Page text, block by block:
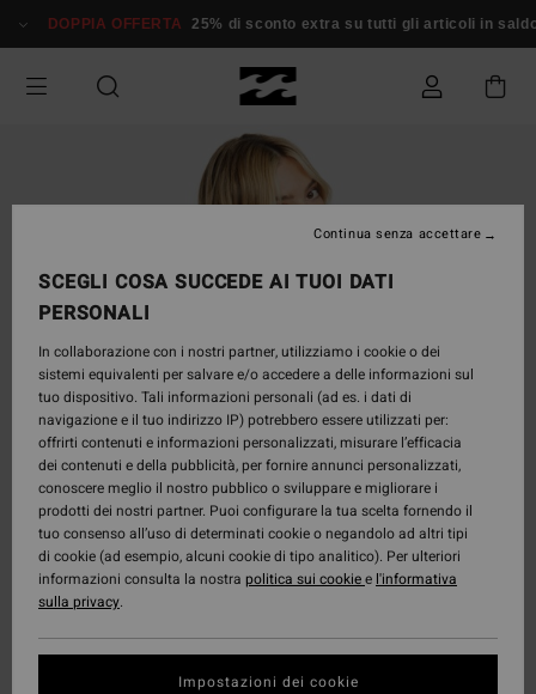
alle
prodotto
DOPPIA OFFERTA 25% di sconto extra su tutti gli articoli in saldo*
SCEGLI COSA SUCCEDE AI TUOI DATI
PERSONALI
In collaborazione con i nostri partner, utilizziamo i cookie o dei
sistemi equivalenti per salvare e/o accedere a delle informazioni sul
tuo dispositivo. Tali informazioni personali (ad es. i dati di
navigazione e il tuo indirizzo IP) potrebbero essere utilizzati per:
offrirti contenuti e informazioni personalizzati, misurare l’efficacia
dei contenuti e della pubblicità, per fornire annunci personalizzati,
conoscere meglio il nostro pubblico o sviluppare e migliorare i
prodotti dei nostri partner. Puoi configurare la tua scelta fornendo il
tuo consenso all’uso di determinati cookie o negandolo ad altri tipi
di cookie (ad esempio, alcuni cookie di tipo analitico). Per ulteriori
informazioni consulta la nostra politica sui cookiee l'informativa
sulla privacy.
Impostazioni dei cookie
Continua senza accettare